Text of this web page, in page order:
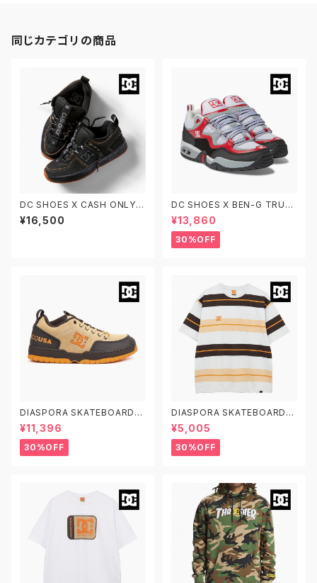
同じカテゴリの商品
DC SHOES X CASH ONLY L
YNX CASH ONLY DM23410
6-BDM ディーシーシューズ リ
¥16,500
DC SHOES X BEN-G TRUT
H BENG DM234104-XKWR
ディーシーシューズ ベンジー ト
ゥルース スケシュー
¥13,860
30%OFF
DIASPORA SKATEBOARDS
X DC SHOES CLOCKER 2 D
SP ディーシーシューズ ディアス
ポラ スケートボード クロッカー
2 スケシュー
¥11,396
30%OFF
DIASPORA SKATEBOARDS
X DC SHOES DSP BORDER
SS ディーシーシューズ ディアス
ポラ スケートボード ボーダー
半袖Tシャツ マルチカラー
¥5,005
30%OFF